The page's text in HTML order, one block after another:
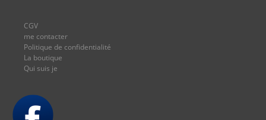
CGV
me contacter
Politique de confidentialité
La boutique
Qui suis je